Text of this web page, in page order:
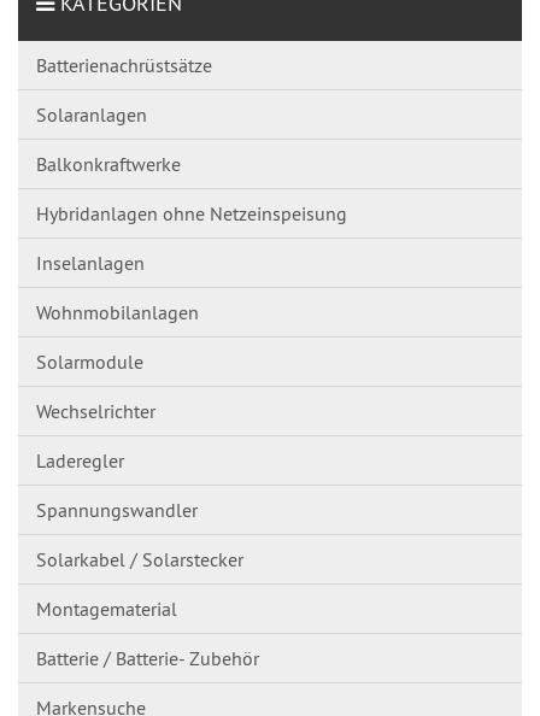
Batterienachrüstsätze
Solaranlagen
Balkonkraftwerke
Hybridanlagen ohne Netzeinspeisung
Inselanlagen
Wohnmobilanlagen
Solarmodule
Wechselrichter
Laderegler
Spannungswandl​er
Solarkabel / Solarstecker
Montagematerial
Batterie / Batterie- Zubehör
Markensuche